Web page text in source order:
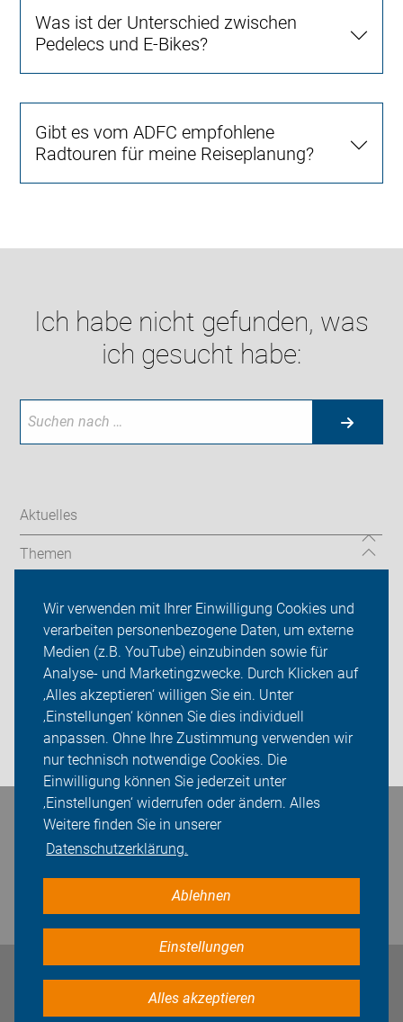
Wir verwenden mit Ihrer Einwilligung Cookies und
verarbeiten personenbezogene Daten, um externe
Medien (z.B. YouTube) einzubinden sowie für
Analyse- und Marketingzwecke. Durch Klicken auf
‚Alles akzeptieren‘ willigen Sie ein. Unter
‚Einstellungen‘ können Sie dies individuell
anpassen. Ohne Ihre Zustimmung verwenden wir
nur technisch notwendige Cookies. Die
Einwilligung können Sie jederzeit unter
‚Einstellungen‘ widerrufen oder ändern. Alles
Weitere finden Sie in unserer
Datenschutzerklärung.
Ablehnen
Einstellungen
Alles akzeptieren
Was ist der Unterschied zwischen
Pedelecs und E-Bikes?
Gibt es vom ADFC empfohlene
Radtouren für meine Reiseplanung?
Ich habe nicht gefunden, was
ich gesucht habe:
Aktuelles
Themen
ADFC Marl
Sei dabei
Presse
Login
Bleiben Sie in Kontakt